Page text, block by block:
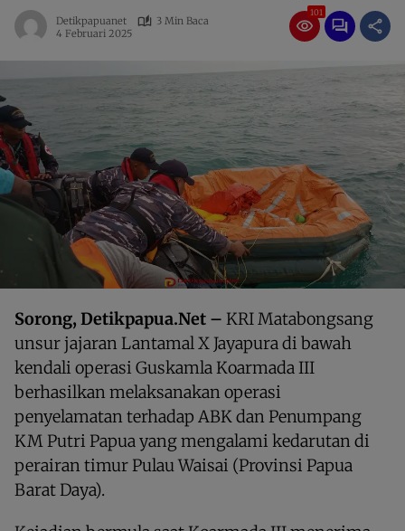
Detikpapuanet
3 Min Baca
4 Februari 2025
101
Sorong, Detikpapua.Net – KRI Matabongsang
unsur jajaran Lantamal X Jayapura di bawah
kendali operasi Guskamla Koarmada III
berhasilkan melaksanakan operasi
penyelamatan terhadap ABK dan Penumpang
KM Putri Papua yang mengalami kedarutan di
perairan timur Pulau Waisai (Provinsi Papua
Barat Daya).